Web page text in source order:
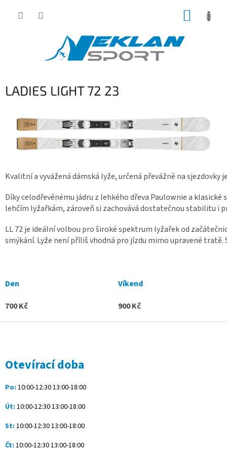
LADIES LIGHT 72 23
Kvalitní a vyvážená dámská lyže, určená převážně na
Díky celodřevěnému jádru z lehkého dřeva Paulownie a
lehčím lyžařkám, zároveň si zachovává dostatečnou stabilitu i
LL 72 je ideální volbou pro široké spektrum lyžařek od
smýkání. Lyže není příliš vhodná pro jízdu mimo upravené
Den
Víkend
700 Kč
900 Kč
Otevírací doba
Po: 10:00-12:30 13:00-18:00
Út: 10:00-12:30 13:00-18:00
St: 10:00-12:30 13:00-18:00
Čt: 10:00-12:30 13:00-18:00